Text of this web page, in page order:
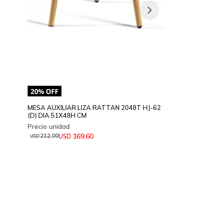
MESA AUXILIAR LIZA RATTAN 2048T HJ-62
(D) DIA.51X48H CM
USD 169,60
USD212,00